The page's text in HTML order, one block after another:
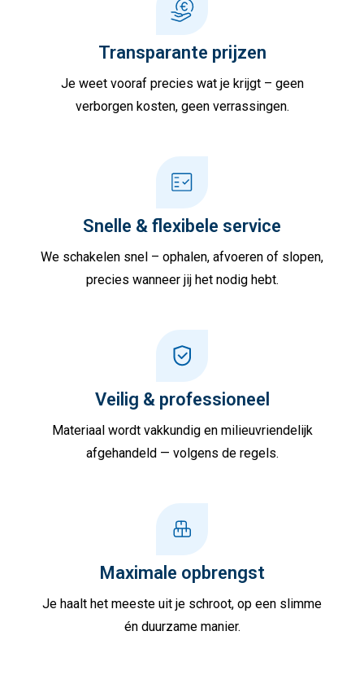
Transparante prijzen
Je weet vooraf precies wat je krijgt – geen
verborgen kosten, geen verrassingen.
Snelle & flexibele service
We schakelen snel – ophalen, afvoeren of slopen,
precies wanneer jij het nodig hebt.
Veilig & professioneel
Materiaal wordt vakkundig en milieuvriendelijk
afgehandeld — volgens de regels.
Maximale opbrengst
Je haalt het meeste uit je schroot, op een slimme
én duurzame manier.